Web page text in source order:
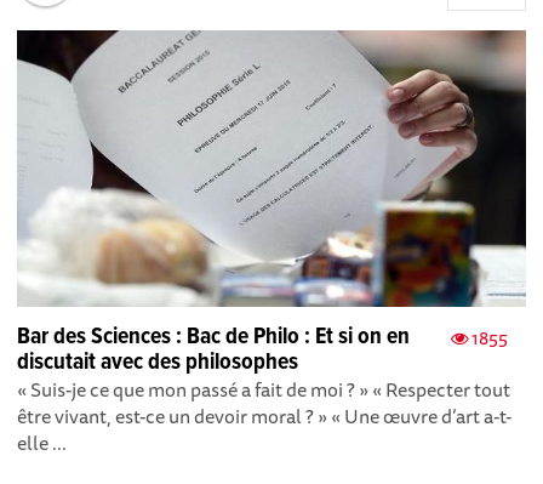
1855
Bar des Sciences : Bac de Philo : Et si on en
discutait avec des philosophes
« Suis-je ce que mon passé a fait de moi ? » « Respecter tout
être vivant, est-ce un devoir moral ? » « Une œuvre d’art a-t-
elle ...